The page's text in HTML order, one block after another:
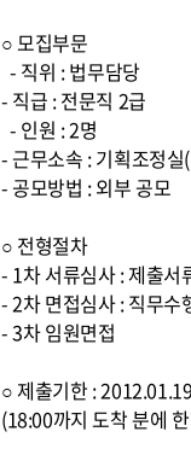
○ 모집부문
- 직위 : 법무담당
- 직급 : 전문직 2급
- 인원 : 2명
- 근무소속 : 기획조정실
- 공모방법 : 외부 공모
○ 전형절차
- 1차 서류심사 : 제출서
- 2차 면접심사 : 직무수
- 3차 임원면접
○ 제출기한 :
(18:00까지 도착 분에